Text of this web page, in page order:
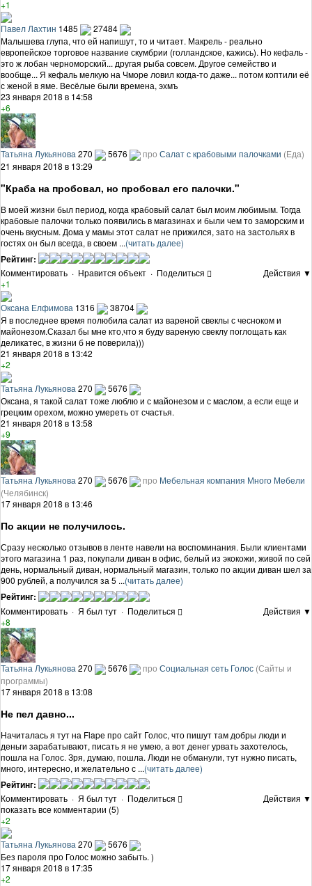
+1
Павел Лахтин 1485
27484
Малышева глупа, что ей напишут, то и читает. Макрель - реально
европейское торговое название скумбрии (голландское, кажись). Но кефаль -
это ж лобан черноморский... другая рыба совсем. Другое семейство и
вообще... Я кефаль мелкую на Чморе ловил когда-то даже... потом коптили её
с женой в яме. Весёлые были времена, эхмъ
23 января 2018 в 14:58
+6
Татьяна Лукьянова 270 5676 про Салат с крабовыми палочками (Еда)
21 января 2018 в 13:29
"Краба на пробовал, но пробовал его палочки."
В моей жизни был период, когда крабовый салат был моим любимым. Тогда
крабовые палочки только появились в магазинах и были чем то заморским и
очень вкусным. Дома у мамы этот салат не прижился, зато на застольях в
гостях он был всегда, в своем ...(читать далее)
Рейтинг:
Комментировать · Нравится объект · Поделиться
Действия ▼
+1
Оксана Елфимова 1316
38704
Я в последнее время полюбила салат из вареной свеклы с чесноком и
майонезом.Сказал бы мне кто,что я буду вареную свеклу поглощать как
деликатес, в жизни б не поверила)))
21 января 2018 в 13:42
+2
Татьяна Лукьянова 270
5676
Оксана, я такой салат тоже люблю и с майонезом и с маслом, а если еще и
грецким орехом, можно умереть от счастья.
21 января 2018 в 13:58
+9
Татьяна Лукьянова 270 5676 про Мебельная компания Много Мебели
(Челябинск)
17 января 2018 в 13:46
По акции не получилось.
Сразу несколько отзывов в ленте навели на воспоминания. Были клиентами
этого магазина 1 раз, покупали диван в офис, белый из экокожи, живой по сей
день, нормальный диван, нормальный магазин, только по акции диван шел за
900 рублей, а получился за 5 ...(читать далее)
Рейтинг:
Комментировать · Я был тут · Поделиться
Действия ▼
+8
Татьяна Лукьянова 270 5676 про Социальная сеть Голос (Сайты и
программы)
17 января 2018 в 13:08
Не пел давно...
Начиталась я тут на Flapе про сайт Голос, что пишут там добры люди и
деньги зарабатывают, писать я не умею, а вот денег урвать захотелось,
пошла на Голос. Зря, думаю, пошла. Люди не обманули, тут нужно писать,
много, интересно, и желательно с ...(читать далее)
Рейтинг:
Комментировать · Я был тут · Поделиться
Действия ▼
показать все комментарии (5)
+2
Татьяна Лукьянова 270
5676
Без пароля про Голос можно забыть. )
17 января 2018 в 17:35
+2